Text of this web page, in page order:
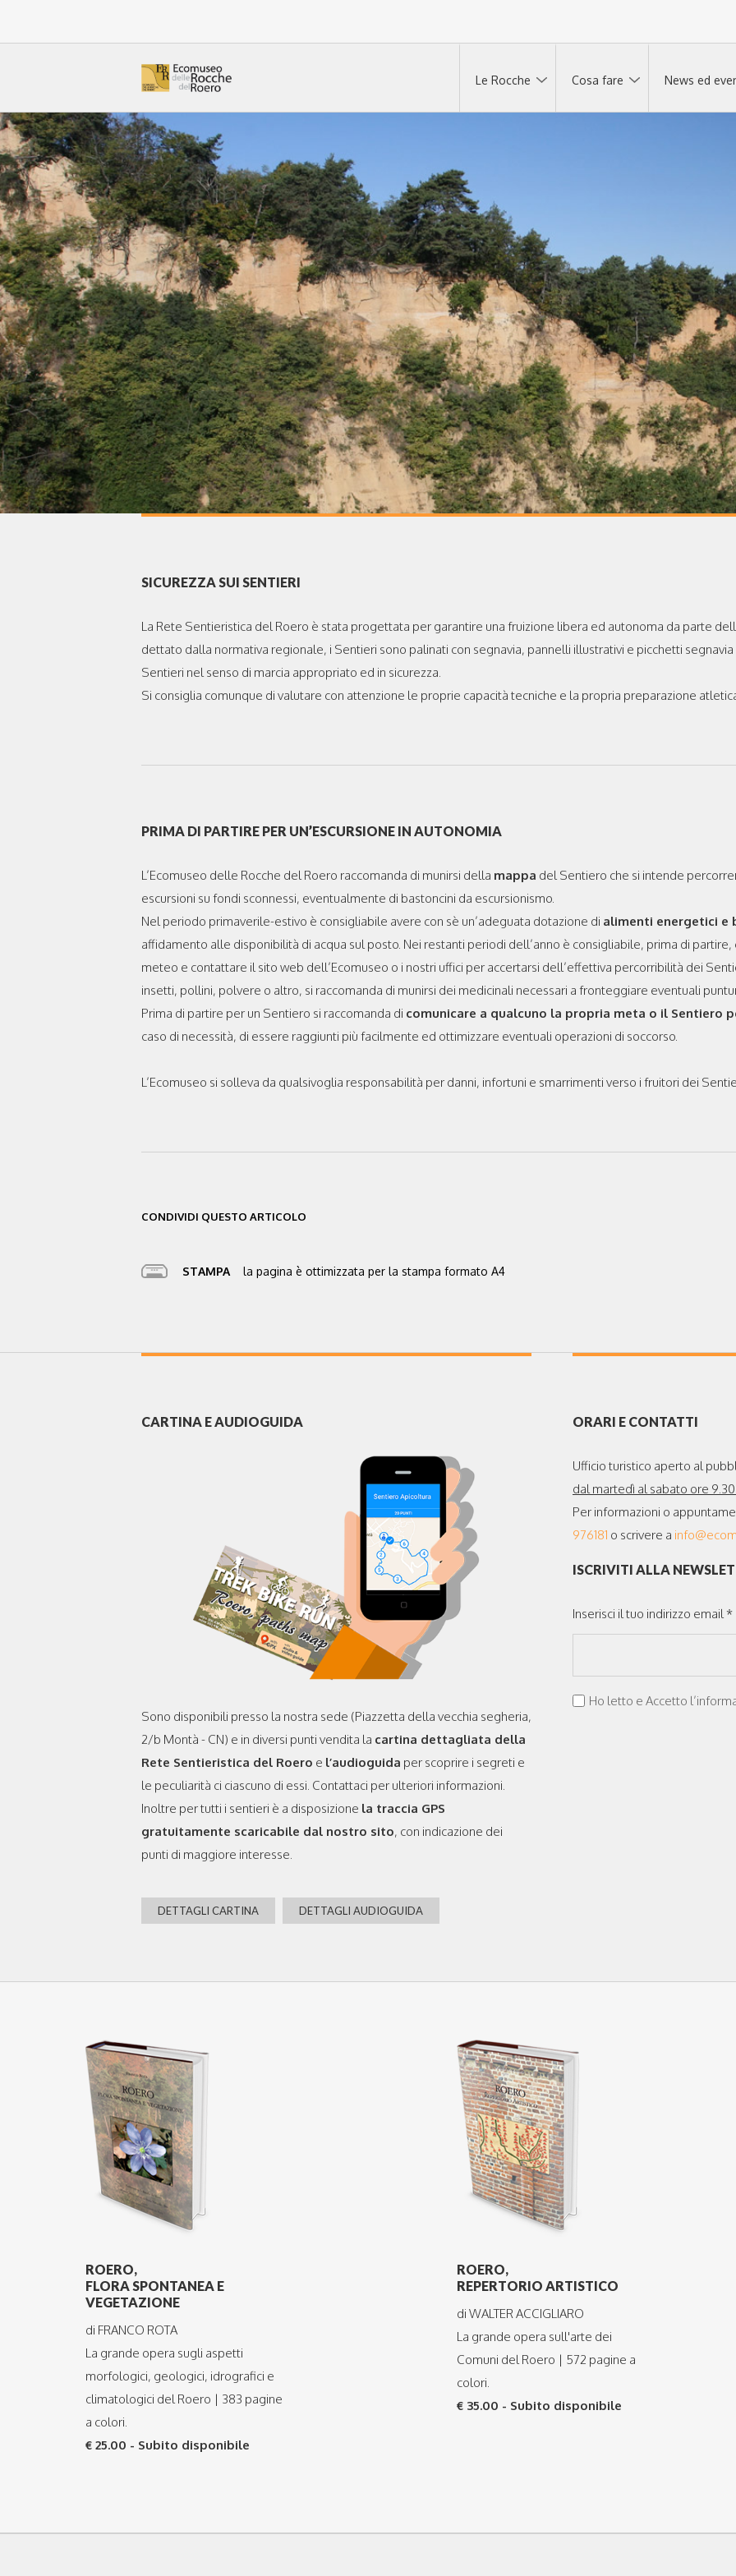
Le Rocche Cosa fare News ed
SICUREZZA SUI SENTIERI
La Rete Sentieristica del Roero è stata progettata per garantire una fruizione libera ed autonoma da parte
dettato dalla normativa regionale, i Sentieri sono palinati con segnavia, pannelli illustrativi e picchetti
Sentieri nel senso di marcia appropriato ed in sicurezza.
Si consiglia comunque di valutare con attenzione le proprie capacità tecniche e la propria preparazione
PRIMA DI PARTIRE PER UN’ESCURSIONE IN AUTONOMIA
L’Ecomuseo delle Rocche del Roero raccomanda di munirsi della mappa del Sentiero che si intende
escursioni su fondi sconnessi, eventualmente di bastoncini da escursionismo.
Nel periodo primaverile-estivo è consigliabile avere con sè un’adeguata dotazione di alimenti energetici e
affidamento alle disponibilità di acqua sul posto. Nei restanti periodi dell’anno è consigliabile, prima di
meteo e contattare il sito web dell’Ecomuseo o i nostri uffici per accertarsi dell’effettiva percorribilità dei
insetti, pollini, polvere o altro, si raccomanda di munirsi dei medicinali necessari a fronteggiare eventuali
Prima di partire per un Sentiero si raccomanda di comunicare a qualcuno la propria meta o il Sentiero
caso di necessità, di essere raggiunti più facilmente ed ottimizzare eventuali operazioni di soccorso.
L’Ecomuseo si solleva da qualsivoglia responsabilità per danni, infortuni e smarrimenti verso i fruitori dei
CONDIVIDI QUESTO ARTICOLO
STAMPA la pagina è ottimizzata per la stampa formato A4
CARTINA E AUDIOGUIDA
Sono disponibili presso la nostra sede (Piazzetta della vecchia segheria,
2/b Montà - CN) e in diversi punti vendita la cartina dettagliata della
Rete Sentieristica del Roero e l’audioguida per scoprire i segreti e
le peculiarità ci ciascuno di essi. Contattaci per ulteriori informazioni.
Inoltre per tutti i sentieri è a disposizione la traccia GPS
gratuitamente scaricabile dal nostro sito, con indicazione dei
punti di maggiore interesse.
DETTAGLI CARTINA DETTAGLI AUDIOGUIDA
ORARI E CONTATTI
Ufficio turistico aperto al
dal martedì al sabato ore 9.30
Per informazioni o
976181 o scrivere a
ISCRIVITI ALLA
Inserisci il tuo indirizzo email *
Ho letto e Accetto
ROERO,
FLORA SPONTANEA E
VEGETAZIONE
di FRANCO ROTA
La grande opera sugli aspetti
morfologici, geologici, idrografici e
climatologici del Roero | 383 pagine
a colori.
€ 25.00 - Subito disponibile
ROERO,
REPERTORIO ARTISTICO
di WALTER ACCIGLIARO
La grande opera sull'arte dei
Comuni del Roero | 572 pagine a
colori.
€ 35.00 - Subito disponibile